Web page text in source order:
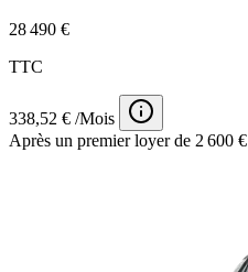
28 490 €
TTC
338,52 € /Mois
Après un premier loyer de 2 600 €